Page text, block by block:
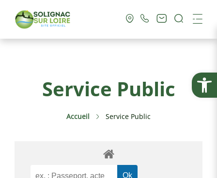
Ouvrir
Vie Pratique
Culture & Loisirs
Service Public
Service Public
Accueil Service Public